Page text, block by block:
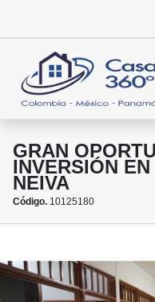
GRAN
INVERSIÓN
NEIVA
Código. 10125180